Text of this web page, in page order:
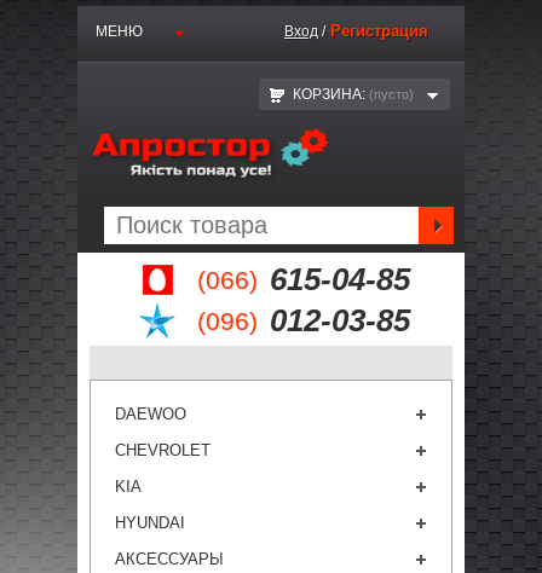
(066) 615-04-85
(096) 012-03-85
МЕНЮ Вход / Регистрация
КОРЗИНА: (пустo)
DAEWOO
CHEVROLET
KIA
HYUNDAI
АКСЕССУАРЫ